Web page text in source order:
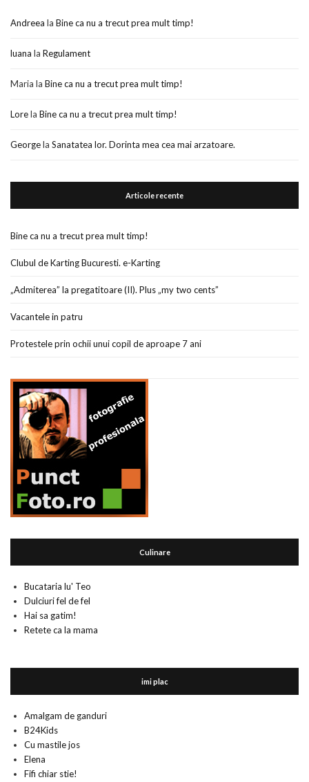
Andreea la Bine ca nu a trecut prea mult timp!
luana la Regulament
Maria la Bine ca nu a trecut prea mult timp!
Lorela Bine ca nu a trecut prea mult timp!
Georgela Sanatatea lor. Dorinta mea cea mai arzatoare.
Articole recente
Bine ca nu a trecut prea mult timp!
Clubul de Karting Bucuresti. e-Karting
„Admiterea” la pregatitoare (II). Plus „my two cents”
Vacantele in patru
Protestele prin ochii unui copil de aproape 7 ani
Culinare
Bucataria lu' Teo
Dulciuri fel de fel
Hai sa gatim!
Retete ca la mama
imi plac
Amalgam de ganduri
B24Kids
Cu mastile jos
Elena
Fifi chiar stie!